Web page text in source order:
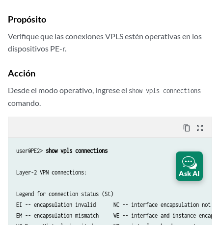
    ge-2/0/5.601(vc 601)      rmt   ST
Propósito
Verifique que las conexiones VPLS estén operativas en los
dispositivos PE-r.
Acción
Desde el modo operativo, ingrese el show vpls connections
comando.
content_copy zoom_out_map
user@PE2> show vpls connections
Layer-2 VPN connections:
Legend for connection status (St)
EI -- encapsulation invalid      NC -- interface encapsulation not CCC/
EM -- encapsulation mismatch     WE -- interface and instance encaps
Ask AI